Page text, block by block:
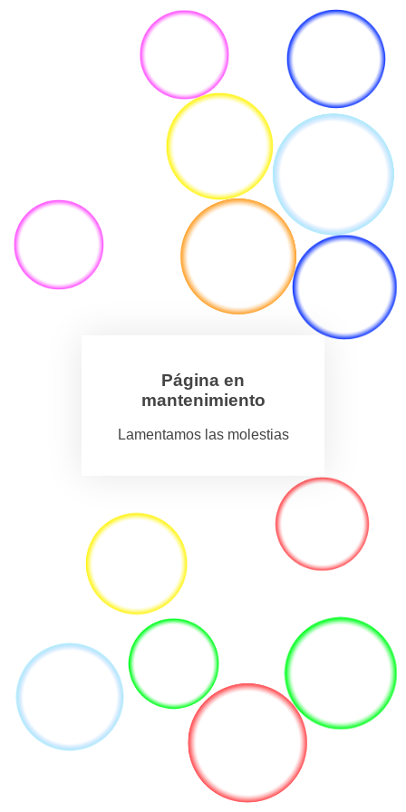
Página en
mantenimiento
Lamentamos las molestias